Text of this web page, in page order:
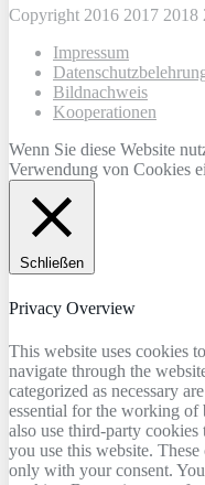
Copyright 2016 2017 2018
Impressum
Bildnachweis
Kooperationen
Wenn Sie diese Website
Verwendung von Cookies
Schließen
Privacy Overview
This website uses cookies
navigate through the
categorized as necessary
essential for the working of
also use third-party
you use this website.
only with your consent.